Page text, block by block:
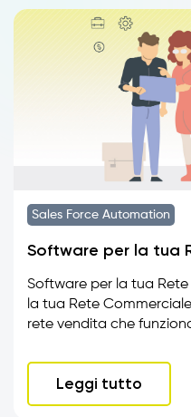
Sales Force Automation
Software per la tua
Software per la tua
la tua Rete
rete vendita che
Leggi tutto